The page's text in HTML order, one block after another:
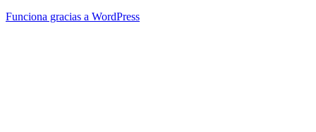
Funciona gracias a WordPress